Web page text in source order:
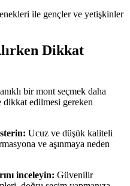
ile gençler ve yetişkinler
Dikkat
bir mont seçmek daha
dikkat edilmesi gereken
Ucuz ve düşük kaliteli
ve aşınmaya neden
inceleyin: Güvenilir